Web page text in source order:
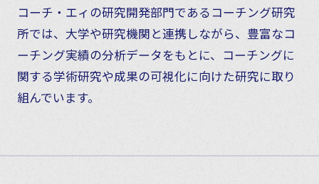
コーチ・エィの研究開発部門であるコーチング研究
所では、大学や研究機関と連携しながら、豊富なコ
ーチング実績の分析データをもとに、コーチングに
関する学術研究や成果の可視化に向けた研究に取り
組んでいます。